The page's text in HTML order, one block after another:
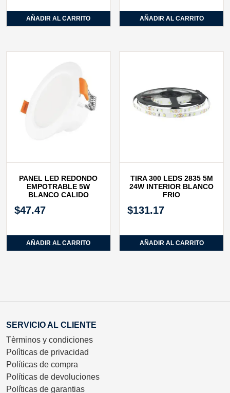
AÑADIR AL CARRITO AÑADIR AL CARRITO
PANEL LED REDONDO
EMPOTRABLE 5W
BLANCO CALIDO
$47.47
AÑADIR AL CARRITO
TIRA 300 LEDS 2835 5M
24W INTERIOR BLANCO
FRIO
$131.17
AÑADIR AL CARRITO
SERVICIO AL CLIENTE
Tèrminos y condiciones
Polìticas de privacidad
Políticas de compra
Políticas de devoluciones
Políticas de garantias